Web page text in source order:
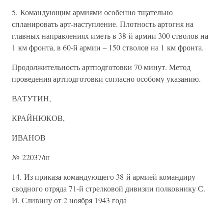
5. Командующим армиями особенно тщательно
спланировать арт-наступление. Плотность артогня на
главных направлениях иметь в 38-й армии 300 стволов на
1 км фронта, в 60-й армии – 150 стволов на 1 км фронта.
Продолжительность артподготовки 70 минут. Метод
проведения артподготовки согласно особому указанию.
ВАТУТИН,
КРАЙНЮКОВ,
ИВАНОВ
№ 22037/ш
14. Из приказа командующего 38-й армией командиру
сводного отряда 71-й стрелковой дивизии полковнику С.
И. Сливину от 2 ноября 1943 года